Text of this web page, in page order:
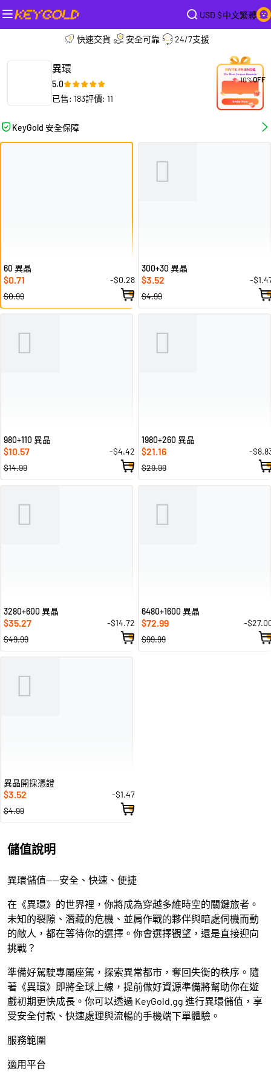
USD $中文繁體
快速交貨 安全可靠 24/7支援
異環
5.0
已售: 183評價: 11
10%OFF
KeyGold 安全保障
60 異晶
$0.71
-$0.28
$0.99
300+30 異晶
$3.52
-
$4.99
980+110 異晶
$10.57
-$4.42
$14.99
1980+260 異晶
$21.16
-
$29.99
3280+600 異晶
$35.27
-$14.72
$49.99
6480+1600 異晶
$72.99
-
$99.99
異晶開採憑證
$3.52
-$1.47
$4.99
儲值說明
異環儲值——安全、快速、便捷
在《異環》的世界裡，你將成為穿越多維時空的關鍵旅者。
未知的裂隙、潛藏的危機、並肩作戰的夥伴與暗處伺機而動
的敵人，都在等待你的選擇。你會選擇觀望，還是直接迎向
挑戰？
準備好駕駛專屬座駕，探索異常都市，奪回失衡的秩序。隨
著《異環》即將全球上線，提前做好資源準備將幫助你在遊
戲初期更快成長。你可以透過 KeyGold.gg 進行異環儲值，享
受安全付款、快速處理與流暢的手機端下單體驗。
服務範圍
適用平台